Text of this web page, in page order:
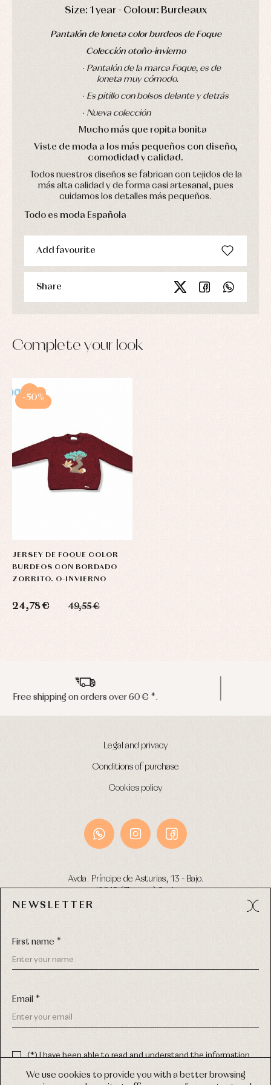
We use cookies to provide you with a better browsing
DAYS HOURS MIN
Size: 1 year - Colour: Burdeaux
Pantalón de loneta color burdeos de Foque
Colección otoño-invierno
· Pantalón de la marca Foque, es de
loneta muy cómodo.
· Es pitillo con bolsos delante y detrás
· Nueva colección
Mucho más que ropita bonita
Viste de moda a los más pequeños con diseño,
comodidad y calidad.
Todos nuestros diseños se fabrican con tejidos de la
más alta calidad y de forma casi artesanal, pues
cuidamos los detalles más pequeños.
Todo es moda Española
Add favourite
Share
Complete your look
JERSEY DE FOQUE COLOR
BURDEOS CON BORDADO
ZORRITO. O-INVIERNO
24,78 € 49,55 €
-50%
Peninsula shipments in 24/48 hours
Legal and privacy
Conditions of purchase
Cookies policy
Avda. Príncipe de Asturias, 13 - Bajo.
ALL RIGHTS RESERVED
NEWSLETTER
First name *
Email *
(*) I have been able to read and understand the information
policy
bodysuits,
Dresses
and
Sets
Swimwear
Underwear
Warm